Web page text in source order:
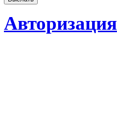
Авторизация